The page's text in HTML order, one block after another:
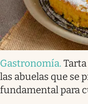
Gastronomía.
las abuelas que se
fundamental para